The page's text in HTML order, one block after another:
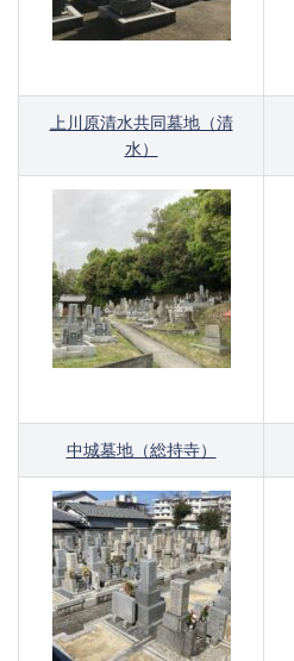
上川原清水共同墓地（清
水）
中城墓地（総持寺）